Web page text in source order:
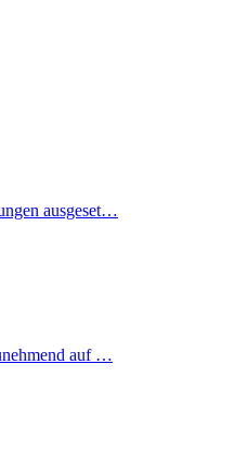
ausgeset…
auf …